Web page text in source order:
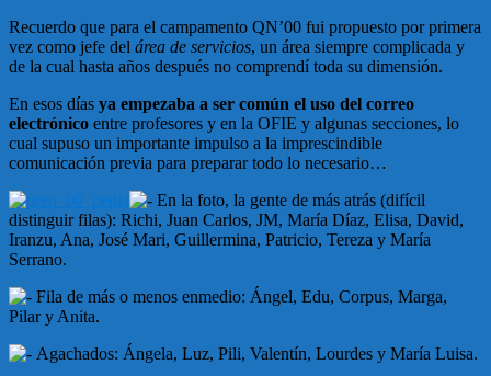
Recuerdo que para el campamento QN’00 fui propuesto por primera
vez como jefe del área de servicios, un área siempre complicada y
de la cual hasta años después no comprendí toda su dimensión.
En esos días ya empezaba a ser común el uso del correo
electrónico entre profesores y en la OFIE y algunas secciones, lo
cual supuso un importante impulso a la imprescindible
comunicación previa para preparar todo lo necesario…
En la foto, la gente de más atrás (difícil
distinguir filas): Richi, Juan Carlos, JM, María Díaz, Elisa, David,
Iranzu, Ana, José Mari, Guillermina, Patricio, Tereza y María
Serrano.
Fila de más o menos enmedio: Ángel, Edu, Corpus, Marga,
Pilar y Anita.
Agachados: Ángela, Luz, Pili, Valentín, Lourdes y María Luisa.